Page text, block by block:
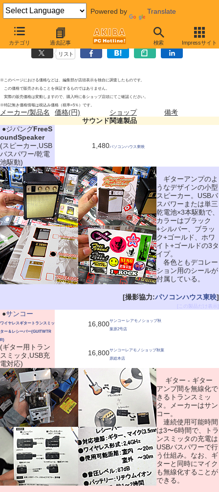
Powered by Translate
カテゴリ 過去記事 検索 Impressサイト
サウンド関連製品の新製品2010年5月22日号
リスト
※このページにおける価格などは、編集部が店頭表示を独自に調査したものです。
この価格で販売されることを保証するものではありません。
実際の販売価格は変動しますので、購入時に各ショップ店頭にてご確認ください。
※特記無き価格情報は税込み価格（税率=5％）です。
メーカー/製品名 価格(円) ショップ
備考
サウンド関連製品
●ジパングFreeS
oundSpeaker
(スピーカー,USB
バスパワー/乾電
池駆動)
1,480パソコンハウス東映
ギターアンプのよ
うなデザインの小型
スピーカー。USBバ
スパワーまたは単三
乾電池×3本駆動で、
カラーはブラック
+シルバー、ブラッ
ク+ゴールド、ホワ
イト+ゴールドの3タ
イプ。
各色ともデコレー
ション用のシールが
付属している。
[撮影協力:パソコンハウス東映]
[この製品だけ表示]
●サンコー
ワイヤレスギタートランスミッ
ター＆レシーバー(GUITWTR
R)
(ギター用トラン
スミッタ,USB充
電対応)
16,800サンコー レアモノショップ秋
葉原2号店
16,800サンコーレアモノショップ秋葉
原総本店
ギター - ギター
アンプ間を無線化で
きるトランスミッ
タ。メーカーはサン
コー。
連続使用可能時間
は3〜6時間で、トラ
ンスミッタの充電は
USBバスパワーで行
う仕組み。なお、ギ
ターと同時にマイク
も無線化することが
できる。